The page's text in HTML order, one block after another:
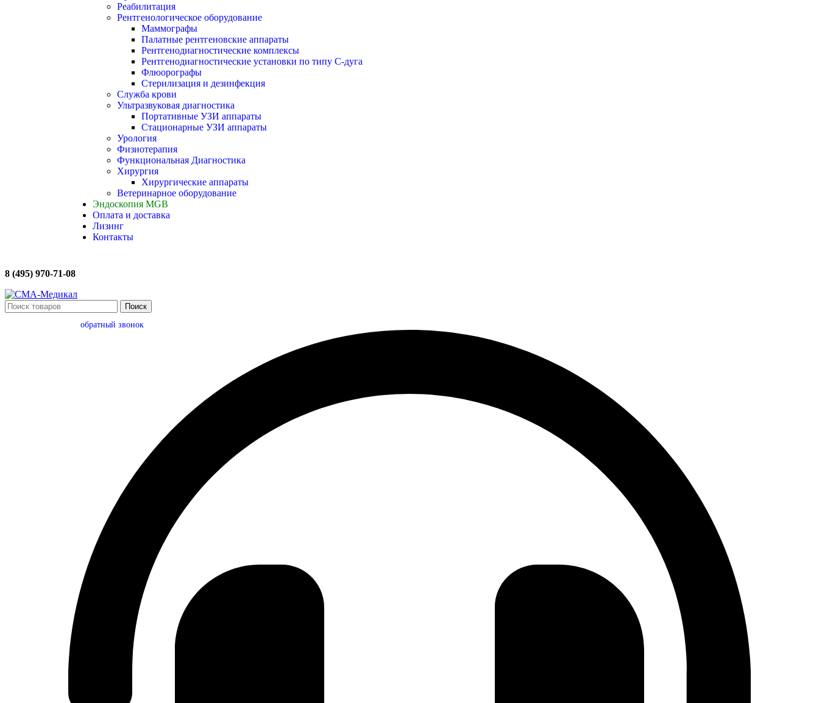
Реабилитация
Рентгенологическое оборудование
Маммографы
Палатные рентгеновские аппараты
Рентгенодиагностические комплексы
Рентгенодиагностические установки по типу С-дуга
Флюорографы
Стерилизация и дезинфекция
Служба крови
Ультразвуковая диагностика
Портативные УЗИ аппараты
Стационарные УЗИ аппараты
Урология
Физиотерапия
Функциональная Диагностика
Хирургия
Хирургические аппараты
Ветеринарное оборудование
Эндоскопия MGB
Оплата и доставка
Лизинг
Контакты
8 (495) 970-71-08
Поиск
обратный звонок